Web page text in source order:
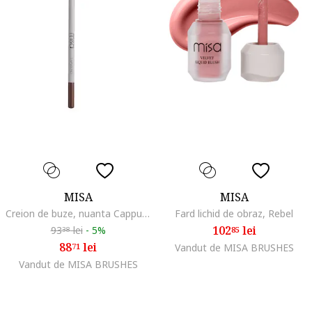
MISA
Creion de buze, nuanta Cappuccino, rezistent la transfer
9338lei - 5%
8871 lei
Vandut de MISA BRUSHES
MISA
Fard lichid de obraz, Rebel
10285lei
Vandut de MISA BRUSHES